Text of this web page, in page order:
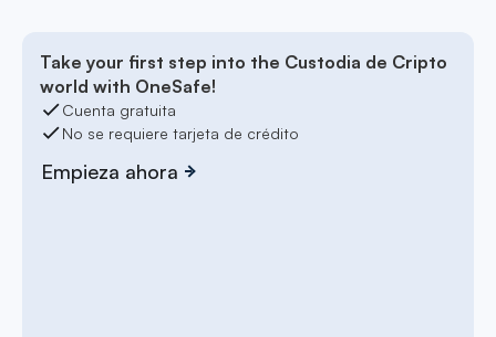
Take your first step into the Custodia de Cripto
world with OneSafe!
Cuenta gratuita
No se requiere tarjeta de crédito
Empieza ahora